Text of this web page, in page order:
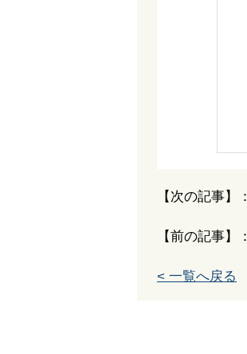
【次の記事】：
【前の記事】：
< 一覧へ戻る